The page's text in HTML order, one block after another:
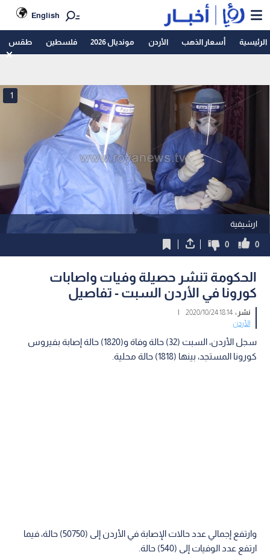
English
الرئيسية أسعار الذهب الأردن مونديال 2026 فلسطين طقس
ارشيفية
1
0
0
الحكومة تنشر حصيلة وفيات واصابات
كورونا في الأردن السبت - تفاصيل
نشر :18:14 2020/10/24
|
الأردن
سجل الأردن، السبت (32) حالة وفاة و(1820) حالة إصابة بفيروس
كورونا المستجد، بينها (1818) حالة محلية.
وارتفع إجمالي عدد حالات الإصابة في الأردن إلى (50750) حالة، فيما
ارتفع عدد الوفيات إلى (540) حالة.